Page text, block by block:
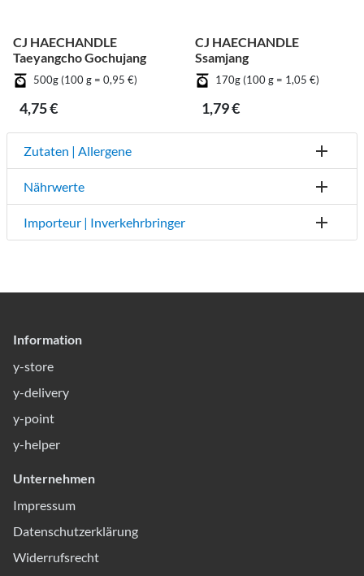
CJ HAECHANDLE
Taeyangcho Gochujang
500g (100 g = 0,95 €)
4,75 €
CJ HAECHANDLE
Ssamjang
170g (100 g = 1,05 €)
1,79 €
Zutaten | Allergene
Nährwerte
Importeur | Inverkehrbringer
Information
y-store
y-delivery
y-point
y-helper
Unternehmen
Impressum
Datenschutzerklärung
Widerrufsrecht